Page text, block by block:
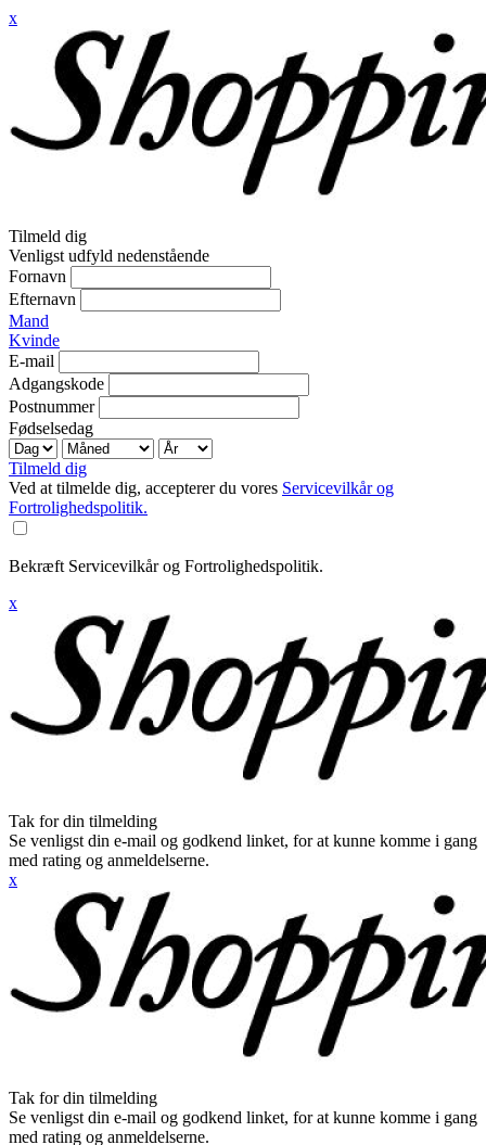
x
Tilmeld dig
Venligst udfyld nedenstående
Fornavn
Efternavn
Mand
Kvinde
E-mail
Adgangskode
Postnummer
Fødselsedag
Tilmeld dig
Ved at tilmelde dig, accepterer du vores Servicevilkår og
Fortrolighedspolitik.
Bekræft Servicevilkår og Fortrolighedspolitik.
x
Tak for din tilmelding
Se venligst din e-mail og godkend linket, for at kunne komme i gang
med rating og anmeldelserne.
x
Tak for din tilmelding
Se venligst din e-mail og godkend linket, for at kunne komme i gang
med rating og anmeldelserne.